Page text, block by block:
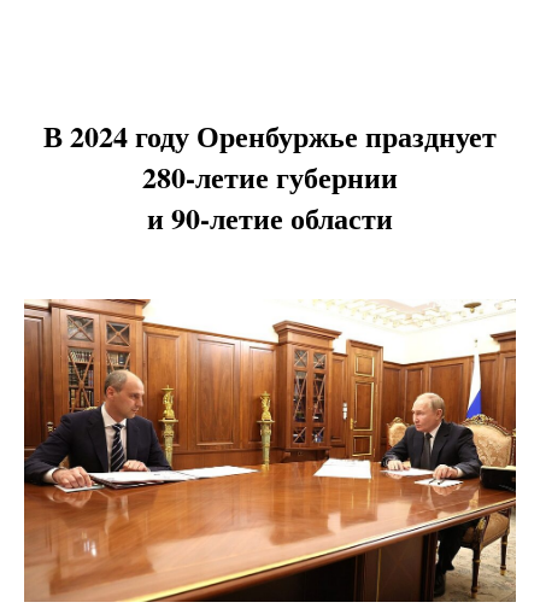
В 2024 году Оренбуржье празднует
280-летие губернии
и 90-летие области